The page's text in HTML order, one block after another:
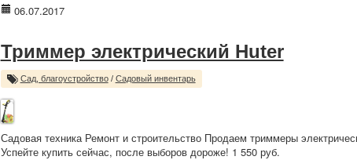
06.07.2017
Триммер электрический Huter
Сад, благоустройство/ Садовый инвентарь
Садовая техника Ремонт и строительство Продаем триммеры
Успейте купить сейчас, после выборов дороже! 1 550 руб.